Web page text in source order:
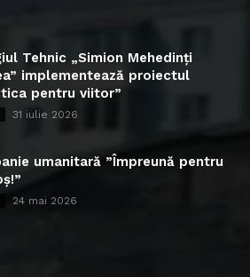
Tehnic „Simion Mehedinți
implementează proiectul
pentru viitor”
31 iulie 2026
umanitară ”Împreună pentru
24 mai 2026